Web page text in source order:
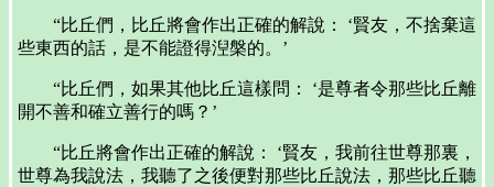
“比丘們，比丘將會作出正確的解說： ‘賢友，不捨棄這
些東西的話，是不能證得湼槃的。’
“比丘們，如果其他比丘這樣問： ‘是尊者令那些比丘離
開不善和確立善行的嗎？’
“比丘將會作出正確的解說： ‘賢友，我前往世尊那裏，
世尊為我說法，我聽了之後便對那些比丘說法，那些比丘聽